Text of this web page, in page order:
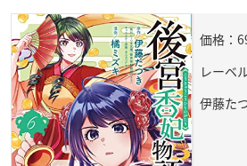
価格：
レーベ
伊藤た